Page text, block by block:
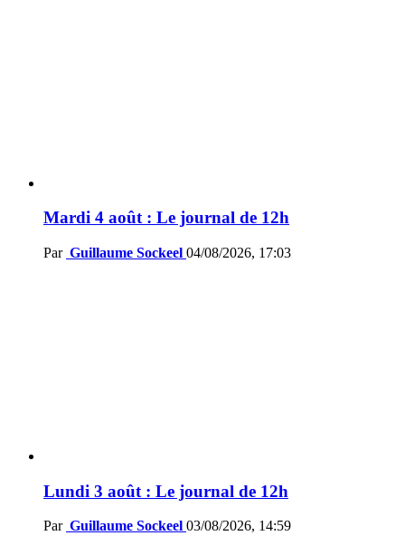
Mardi 4 août : Le journal de 12h
Par Guillaume Sockeel 04/08/2026, 17:03
Lundi 3 août : Le journal de 12h
Par Guillaume Sockeel 03/08/2026, 14:59